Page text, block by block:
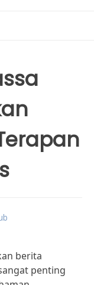
berita
penting